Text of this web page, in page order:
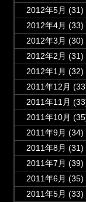
2012年5月 (31)
2012年4月 (33)
2012年3月 (30)
2012年2月 (31)
2012年1月 (32)
2011年12月
2011年11月
2011年10月
2011年9月 (34)
2011年8月 (31)
2011年7月 (39)
2011年6月 (35)
2011年5月 (33)